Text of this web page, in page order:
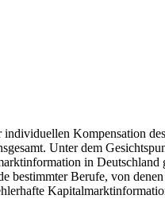
Kompensation
Unter dem
in
bestimmter Berufe, von